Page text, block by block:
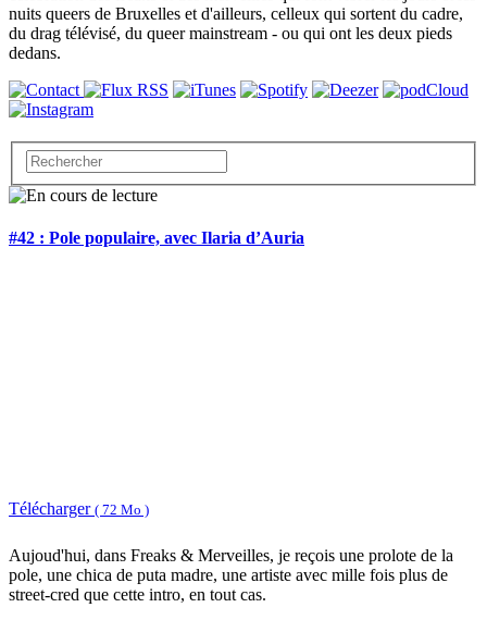
nuits queers de Bruxelles et d'ailleurs, celleux qui sortent du cadre,
du drag télévisé, du queer mainstream - ou qui ont les deux pieds
dedans.
#42 : Pole populaire, avec Ilaria d’Auria
Télécharger ( 72 Mo )
Aujoud'hui, dans Freaks & Merveilles, je reçois une prolote de la
pole, une chica de puta madre, une artiste avec mille fois plus de
street-cred que cette intro, en tout cas.